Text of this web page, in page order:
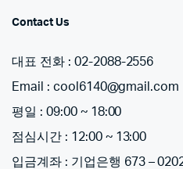
Contact Us
대표 전화 : 02-2088-2556
Email : cool6140@gmail.com
평일 : 09:00 ~ 18:00
점심시간 : 12:00 ~ 13:00
입금계좌 : 기업은행 673 –